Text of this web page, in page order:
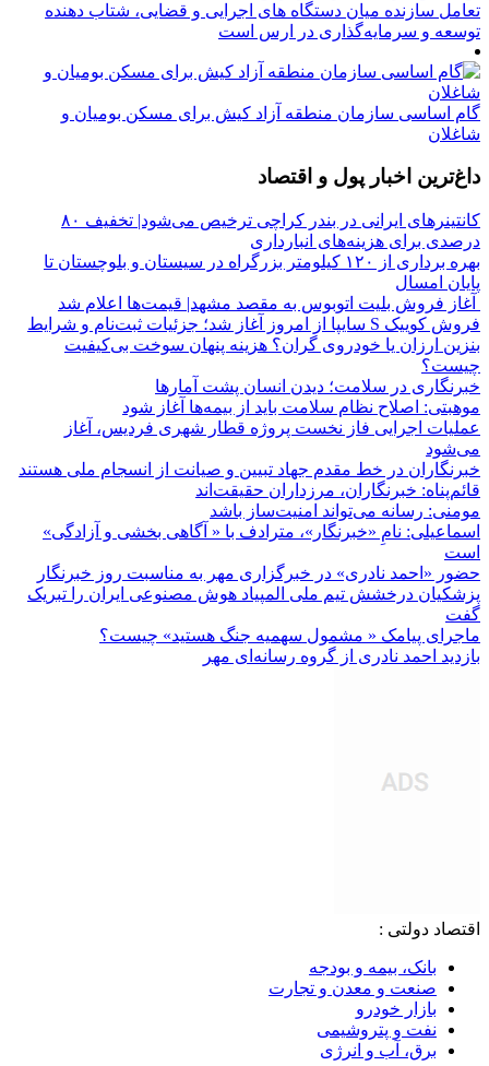
تعامل سازنده میان دستگاه‌ های اجرایی و قضایی، شتاب‌ دهنده
توسعه و سرمایه‌گذاری در ارس است
گام اساسی سازمان منطقه آزاد کیش برای مسکن بومیان و
شاغلان
داغ‌ترین اخبار پول و اقتصاد
کانتینرهای ایرانی در بندر کراچی ترخیص می‌شود| تخفیف ۸۰
درصدی برای هزینه‌های انبارداری
بهره برداری از ۱۲۰ کیلومتر بزرگراه در سیستان و بلوچستان تا
پایان امسال
آغاز فروش بلیت اتوبوس به مقصد مشهد| قیمت‌ها اعلام شد
فروش کوییک S سایپا از امروز آغاز شد؛ جزئیات ثبت‌نام و شرایط
بنزین ارزان یا خودروی گران؟ هزینه پنهان سوخت بی‌کیفیت
چیست؟
خبرنگاری در سلامت؛ دیدن انسان پشت آمارها
موهبتی: اصلاح نظام سلامت باید از بیمه‌ها آغاز شود
عملیات اجرایی فاز نخست پروژه قطار شهری فردیس، آغاز
می‌شود
خبرنگاران در خط مقدم جهاد تبیین و صیانت از انسجام ملی هستند
قائم‌پناه: ‏خبرنگاران، مرزداران حقیقت‌اند
مومنی: رسانه می‌تواند امنیت‌ساز باشد
اسماعیلی: نامِ «خبرنگار»، مترادف با « آگاهی بخشی و آزادگی»
است
حضور «احمد نادری» در خبرگزاری مهر به مناسبت روز خبرنگار
پزشکیان درخشش تیم ملی المپیاد هوش مصنوعی ایران را تبریک
گفت
ماجرای پیامک « مشمول سهمیه جنگ هستید» چیست؟
بازدید احمد نادری از گروه رسانه‌ای مهر
اقتصاد دولتی :
بانک، بیمه و بودجه
صنعت و معدن و تجارت
بازار خودرو
نفت و پتروشیمی
برق، آب و انرژی